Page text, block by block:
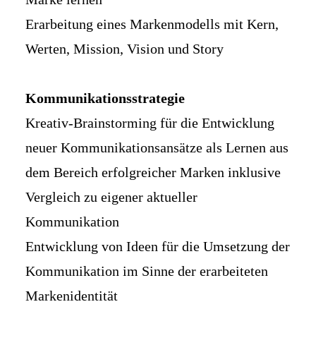
Erarbeitung eines Markenmodells mit Kern,
Werten, Mission, Vision und Story
Kommunikationsstrategie
Kreativ-Brainstorming für die Entwicklung
neuer Kommunikationsansätze als Lernen aus
dem Bereich erfolgreicher Marken inklusive
Vergleich zu eigener aktueller
Kommunikation
Entwicklung von Ideen für die Umsetzung der
Kommunikation im Sinne der erarbeiteten
Markenidentität